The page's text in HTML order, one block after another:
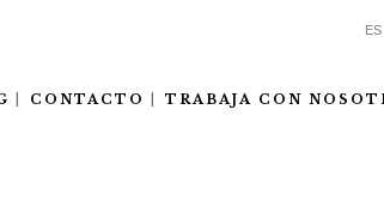
ES
CONTACTO TRABAJA CON